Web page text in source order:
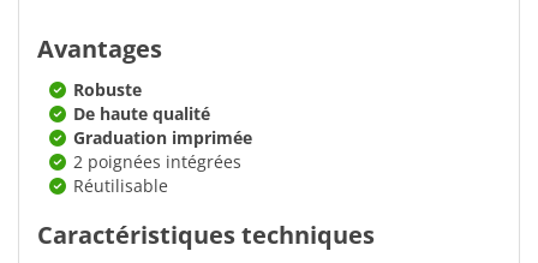
Avantages
Robuste
De haute qualité
Graduation imprimée
2 poignées intégrées
Réutilisable
Caractéristiques techniques